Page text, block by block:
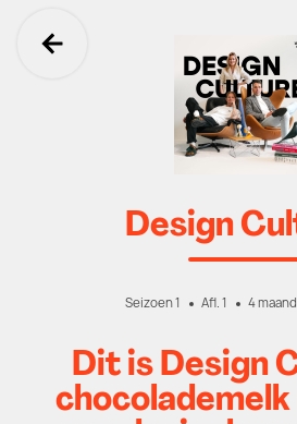
Ga terug
Design
Seizoen 1 Afl. 1 4
Dit is Design
chocolademelk